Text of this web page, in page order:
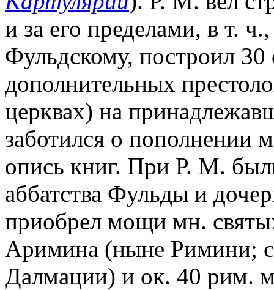
и за его пределами, в т.
Фульдскому, построил
дополнительных
церквах) на
заботился о пополнении
опись книг. При Р. М.
аббатства Фульды и
приобрел мощи мн.
Аримина (ныне Римини;
Далмации) и ок. 40 рим.